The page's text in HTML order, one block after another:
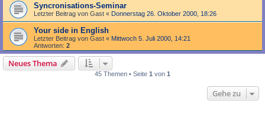
Syncronisations-Seminar
Letzter Beitrag von Gast « Donnerstag 26. Oktober 2000, 18:26
Your side in English
Letzter Beitrag von Gast « Mittwoch 5. Juli 2000, 14:21
Antworten: 2
Neues Thema
45 Themen • Seite 1 von 1
Gehe zu